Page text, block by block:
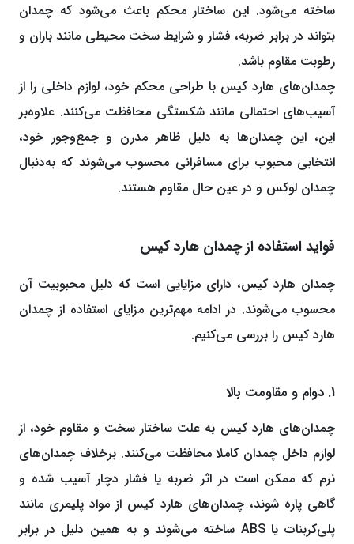
ساخته می‌شود. این ساختار محکم باعث می‌شود که چمدان
بتواند در برابر ضربه‌، فشار و شرایط سخت محیطی مانند باران و
رطوبت مقاوم باشد.
چمدان‌های هارد کیس با طراحی محکم خود، لوازم داخلی را از
آسیب‌های احتمالی مانند شکستگی محافظت می‌کنند. علاوه‌بر
این، این چمدان‌ها به دلیل ظاهر مدرن و جمع‌وجور خود،
انتخابی محبوب برای مسافرانی محسوب می‌شوند که به‌دنبال
چمدان لوکس و در عین حال مقاوم هستند.
فواید استفاده از چمدان هارد کیس
چمدان هارد کیس، دارای مزایایی است که دلیل محبوبیت آن
محسوب می‌شوند. در ادامه مهم‌ترین مزایای استفاده از چمدان
هارد کیس را بررسی می‌کنیم.
1. دوام و مقاومت بالا
چمدان‌های هارد کیس به علت ساختار سخت و مقاوم خود، از
لوازم داخل چمدان کاملا محافظت می‌کنند. برخلاف چمدان‌های
نرم که ممکن است در اثر ضربه یا فشار دچار آسیب شده و
گاهی پاره شوند، چمدان‌های هارد کیس از مواد پلیمری مانند
پلی‌کربنات یا ABS ساخته می‌شوند و به همین دلیل در برابر